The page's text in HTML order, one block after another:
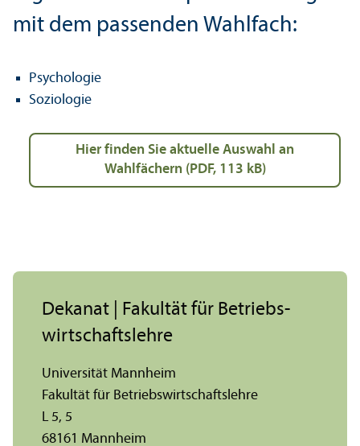
mit dem passenden Wahlfach:
Psychologie
Soziologie
Hier finden Sie aktuelle Auswahl an
Wahlfächern (PDF, 113 kB)
Dekanat | Fakultät für Betriebs­
wirtschafts­lehre
Universität Mannheim
Fakultät für Betriebs­wirtschafts­lehre
L 5, 5
68161 Mannheim